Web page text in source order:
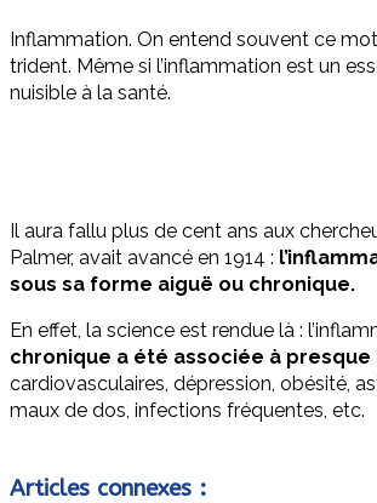
Inflammation. On entend souvent ce
trident. Même si l’inflammation est un
nuisible à la santé.
Il aura fallu plus de cent ans aux
Palmer, avait avancé en 1914 :
sous sa forme aiguë ou chronique.
En effet, la science est rendue là :
chronique a été associée à
cardiovasculaires, dépression, obésité,
maux de dos, infections fréquentes, etc.
Articles connexes :